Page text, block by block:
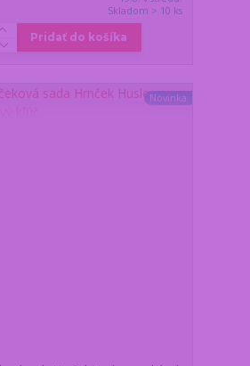
Skladom > 10 ks
Pridať do košíka
Novinka